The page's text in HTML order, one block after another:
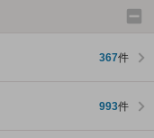
367件
993件